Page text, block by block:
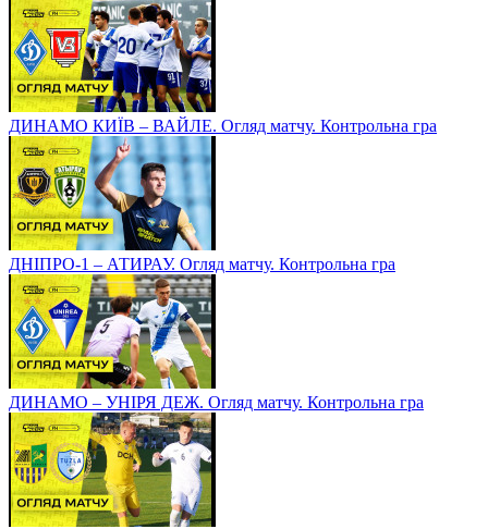
ДИНАМО КИЇВ – ВАЙЛЕ. Огляд матчу. Контрольна гра
ДНІПРО-1 – АТИРАУ. Огляд матчу. Контрольна гра
ДИНАМО – УНІРЯ ДЕЖ. Огляд матчу. Контрольна гра